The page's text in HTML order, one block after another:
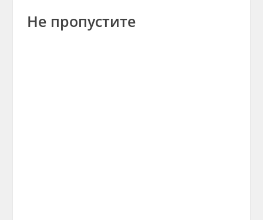
Не пропустите